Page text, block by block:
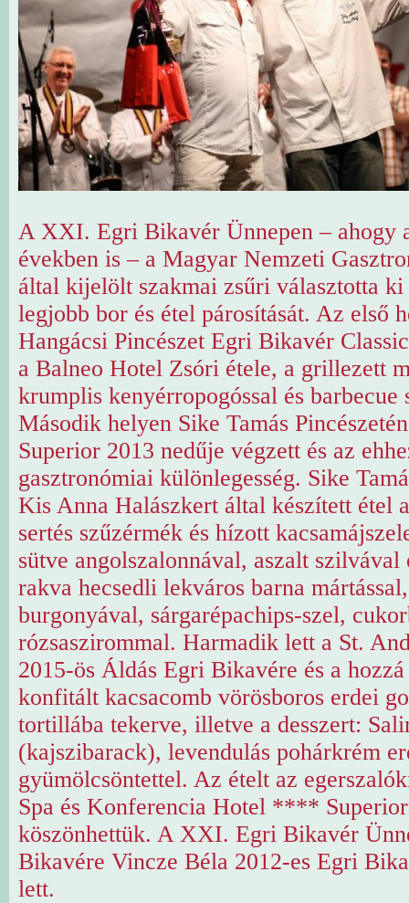
A XXI. Egri Bikavér Ünnepen – ahogy
években is – a Magyar Nemzeti
által kijelölt szakmai zsűri választotta ki
legjobb bor és étel párosítását. Az első
Hangácsi Pincészet Egri Bikavér
a Balneo Hotel Zsóri étele, a grillezett
krumplis kenyérropogóssal és barbecue
Második helyen Sike Tamás
Superior 2013 nedűje végzett és az
gasztronómiai különlegesség. Sike
Kis Anna Halászkert által készített étel
sertés szűzérmék és hízott
sütve angolszalonnával, aszalt szilvával
rakva hecsedli lekváros barna
burgonyával, sárgarépachips-szel,
rózsaszirommal. Harmadik lett a St.
2015-ös Áldás Egri Bikavére és a
konfitált kacsacomb vörösboros erdei
tortillába tekerve, illetve a desszert:
(kajszibarack), levendulás pohárkrém
gyümölcsöntettel. Az ételt az
Spa és Konferencia Hotel ****
köszönhettük. A XXI. Egri Bikavér
Bikavére Vincze Béla 2012-es Egri
lett.